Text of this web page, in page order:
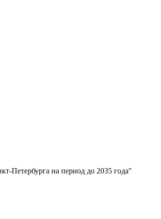
Петербурга на период до 2035 года"